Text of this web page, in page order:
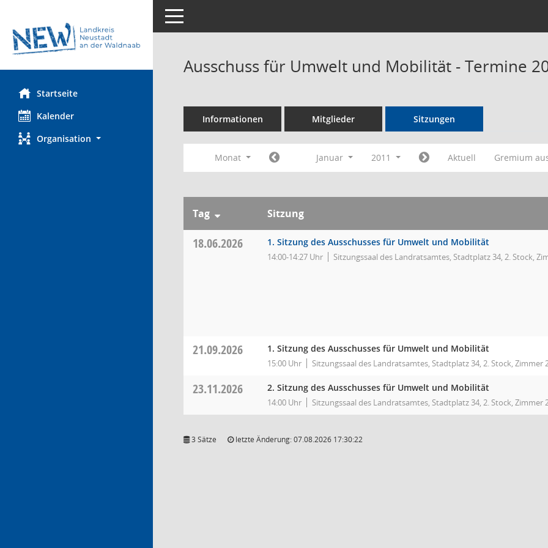
Startseite
Kalender
Organisation
Toggle navigation
Ausschuss für Umwelt und Mobilität - Termine
Informationen Mitglieder Sitzungen
Monat Januar 2011 Aktuell Gremium
Tag Sitzung
18.06.2026 1. Sitzung des Ausschusses für Umwelt und Mobilität
14:00-14:27 Uhr Sitzungssaal des Landratsamtes, Stadtplatz 34, 2. Stock,
21.09.2026 1. Sitzung des Ausschusses für Umwelt und Mobilität
15:00 Uhr Sitzungssaal des Landratsamtes, Stadtplatz 34, 2. Stock, Zimmer
23.11.2026 2. Sitzung des Ausschusses für Umwelt und Mobilität
14:00 Uhr Sitzungssaal des Landratsamtes, Stadtplatz 34, 2. Stock, Zimmer
3 Sätze letzte Änderung: 07.08.2026 17:30:22